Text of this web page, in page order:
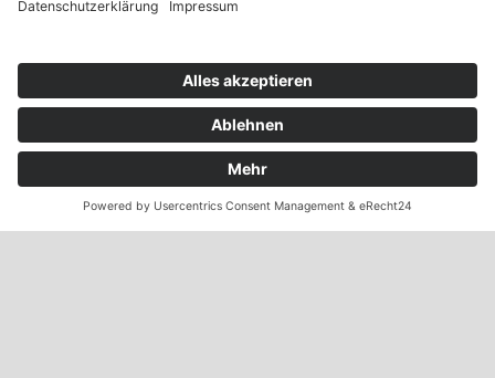
IMPRESSUM DATENSCHUTZERKLÄRUNG
COOKIE-EINSTELLUNGEN